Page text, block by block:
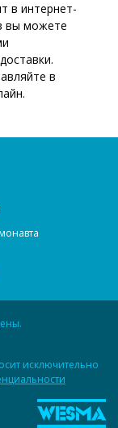
в интернет-
вы можете
в
исключительно